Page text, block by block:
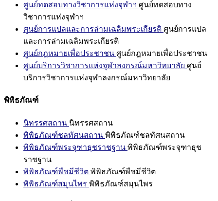
ศูนย์ทดสอบทางวิชาการแห่งจุฬาฯ ศูนย์ทดสอบทาง
วิชาการแห่งจุฬาฯ
ศูนย์การแปลและการล่ามเฉลิมพระเกียรติ ศูนย์การแปล
และการล่ามเฉลิมพระเกียรติ
ศูนย์กฎหมายเพื่อประชาชน ศูนย์กฎหมายเพื่อประชาชน
ศูนย์บริการวิชาการแห่งจุฬาลงกรณ์มหาวิทยาลัย ศูนย์
บริการวิชาการแห่งจุฬาลงกรณ์มหาวิทยาลัย
พิพิธภัณฑ์
นิทรรศสถาน นิทรรศสถาน
พิพิธภัณฑ์ชลทัศนสถาน พิพิธภัณฑ์ชลทัศนสถาน
พิพิธภัณฑ์พระจุฑาธุชราชฐาน พิพิธภัณฑ์พระจุฑาธุช
ราชฐาน
พิพิธภัณฑ์พืชมีชีวิต พิพิธภัณฑ์พืชมีชีวิต
พิพิธภัณฑ์สมุนไพร พิพิธภัณฑ์สมุนไพร